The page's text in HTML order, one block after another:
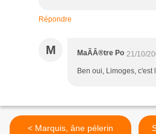
Répondre
M MaÃÂ®tre Po 21/10/
Ben oui, Limoges, c'est
< Marquis, âne pélerin